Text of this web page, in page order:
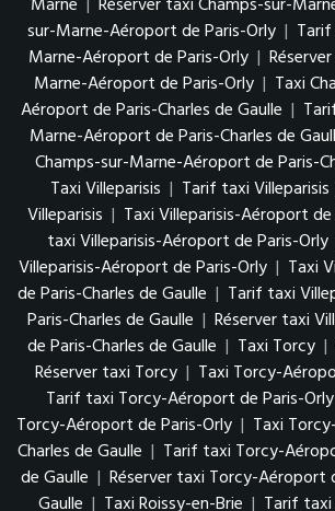
sur-Marne-Aéroport de Paris-Orly |
Marne-Aéroport de Paris-Orly |
Marne-Aéroport de Paris-Orly | Taxi
Aéroport de Paris-Charles de Gaulle |
Marne-Aéroport de Paris-Charles de
Champs-sur-Marne-Aéroport de Paris-
Taxi Villeparisis | Tarif taxi Villeparisis
Villeparisis | Taxi Villeparisis-Aéroport
taxi Villeparisis-Aéroport de Paris-Orly
Villeparisis-Aéroport de Paris-Orly | Taxi
de Paris-Charles de Gaulle | Tarif taxi
Paris-Charles de Gaulle | Réserver taxi
de Paris-Charles de Gaulle | Taxi Torcy |
Réserver taxi Torcy | Taxi Torcy-
Tarif taxi Torcy-Aéroport de Paris-Orly
Torcy-Aéroport de Paris-Orly | Taxi
Charles de Gaulle | Tarif taxi Torcy-
de Gaulle | Réserver taxi Torcy-Aéroport
Gaulle | Taxi Roissy-en-Brie | Tarif taxi